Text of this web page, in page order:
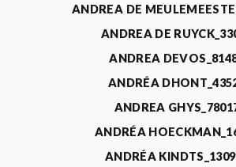
ANDREA DE
ANDREA DE
ANDREA
ANDRÉA
ANDREA
ANDRÉA
ANDRÉA